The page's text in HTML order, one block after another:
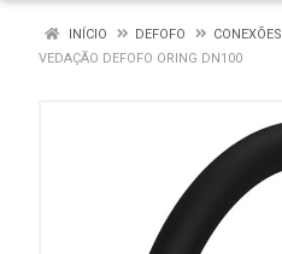
INÍCIO DEFOFO
CONEXÕES
VEDAÇÃO DEFOFO ORING DN100